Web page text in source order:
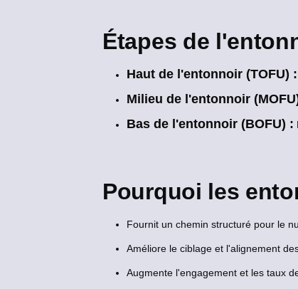
Étapes de
Haut de l'entonnoir (TOFU) :
Milieu de l'entonnoir
Bas de l'entonnoir (BOFU) :
Pourquoi les
Fournit un chemin structuré pour le
Améliore le ciblage et l'alignement
Augmente l'engagement et les taux